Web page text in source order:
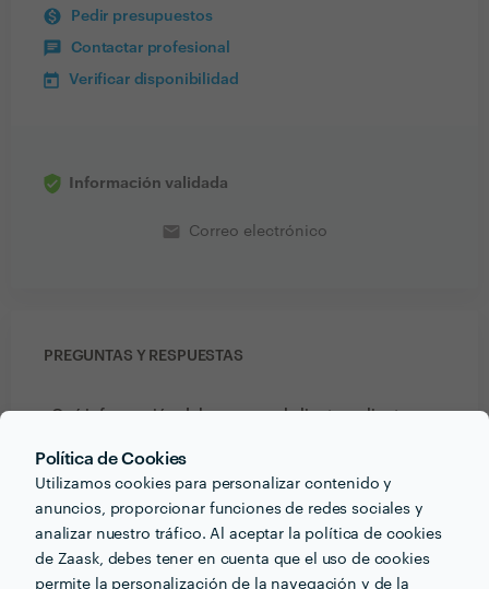
Política de Cookies
Utilizamos cookies para personalizar contenido y
anuncios, proporcionar funciones de redes sociales y
analizar nuestro tráfico. Al aceptar la política de cookies
de Zaask, debes tener en cuenta que el uso de cookies
permite la personalización de la navegación y de la
Pedir presupuestos
Contactar profesional
Verificar disponibilidad
Información validada
email Correo electrónico
PREGUNTAS Y RESPUESTAS
¿Qué información debe pensar el cliente o clienta
hablar con profesionales del sector?
Persona activa, con muchas ganas de trabajar,
aprender y formarme profesionalmente, con afán de
superación. Trabajo en equipo y bajo presión. Capaz
de desarrollar cualquier trabajo que la empresa